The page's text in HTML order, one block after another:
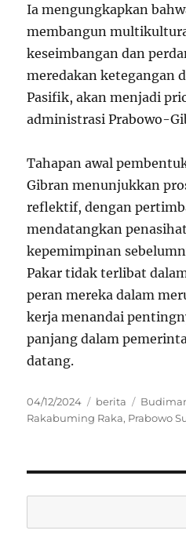
Ia mengungkapkan
membangun
keseimbangan dan
meredakan ketegangan
Pasifik, akan menjadi
administrasi Prabowo-
Tahapan awal
Gibran menunjukkan
reflektif, dengan
mendatangkan
kepemimpinan
Pakar tidak terlibat
peran mereka dalam
kerja menandai
panjang dalam
datang.
Posted
on
04/12/2024 Categories
berita Tags
Rakabuming Raka, Prabowo